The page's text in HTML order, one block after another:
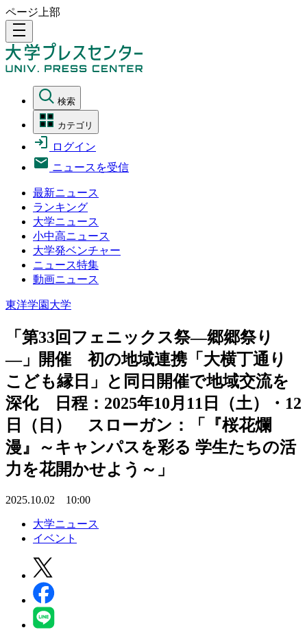
ページ上部
density_medium
検索
カテゴリ
ログイン
ニュースを受信
最新ニュース
ランキング
大学ニュース
小中高ニュース
大学発ベンチャー
ニュース特集
動画ニュース
東洋学園大学
「第33回フェニックス祭―郷郷祭り
―」開催 初の地域連携「大横丁通り
こども縁日」と同日開催で地域交流を
深化 日程：2025年10月11日（土）・12
日（日） スローガン：「『桜花爛
漫』～キャンパスを彩る 学生たちの活
力を花開かせよう～」
2025.10.02 10:00
大学ニュース
イベント